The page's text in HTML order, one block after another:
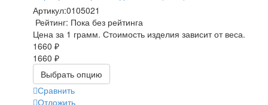
Артикул:0105021
Рейтинг: Пока без рейтинга
Цена за 1 грамм. Стоимость изделия зависит от веса.
1660 ₽
1660 ₽
Выбрать опцию
Сравнить
Отложить